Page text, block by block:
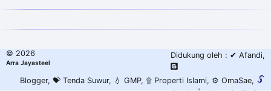
© 2026
Arra Jayasteel
Didukung oleh : ✔ Afandi,
Blogger, 💝 Tenda Suwur, 💧 GMP, ۩ Properti Islami, ⚙️ OmaSae,